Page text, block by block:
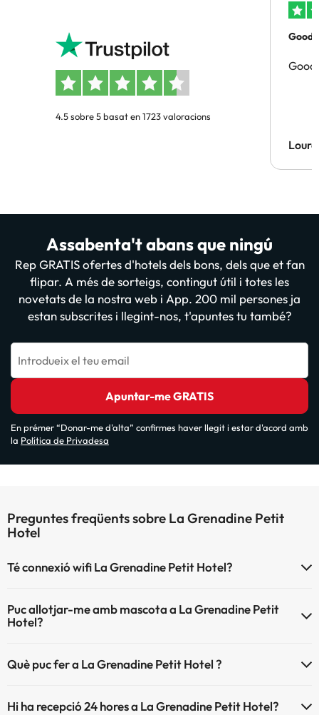
4.5 sobre 5 basat en 1723 valoracions
Good
Good
Assabenta't abans que ningú
Rep GRATIS ofertes d'hotels dels bons, dels que et fan
flipar. A més de sorteigs, contingut útil i totes les
novetats de la nostra web i App. 200 mil persones ja
estan subscrites i llegint-nos, t'apuntes tu també?
Introdueix el teu email
Apuntar-me GRATIS
En prémer “Donar-me d'alta” confirmes haver llegit i estar d'acord amb
la Política de Privadesa
Preguntes freqüents sobre La Grenadine Petit
Hotel
Té connexió wifi La Grenadine Petit Hotel?
Puc allotjar-me amb mascota a La Grenadine Petit
Hotel?
Què puc fer a La Grenadine Petit Hotel ?
(algunes poden ser de pagament).
Hi ha recepció 24 hores a La Grenadine Petit Hotel?